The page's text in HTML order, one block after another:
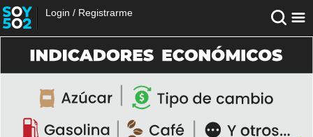
Login / Registrarme